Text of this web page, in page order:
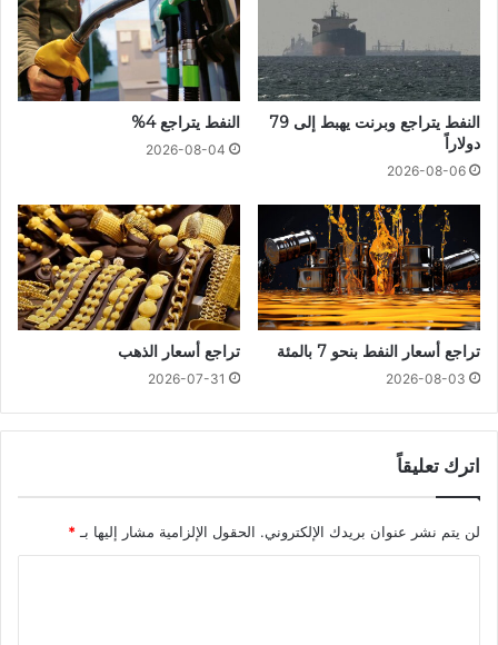
النفط يتراجع وبرنت يهبط إلى 79
دولاراً
2026-08-06
النفط يتراجع 4%
2026-08-04
تراجع أسعار النفط بنحو 7 بالمئة
2026-08-03
تراجع أسعار الذهب
2026-07-31
اترك تعليقاً
لن يتم نشر عنوان بريدك الإلكتروني. الحقول الإلزامية مشار إليها بـ *